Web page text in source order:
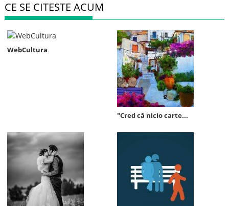
CE SE CITESTE ACUM
WebCultura
"Cred că nicio carte...